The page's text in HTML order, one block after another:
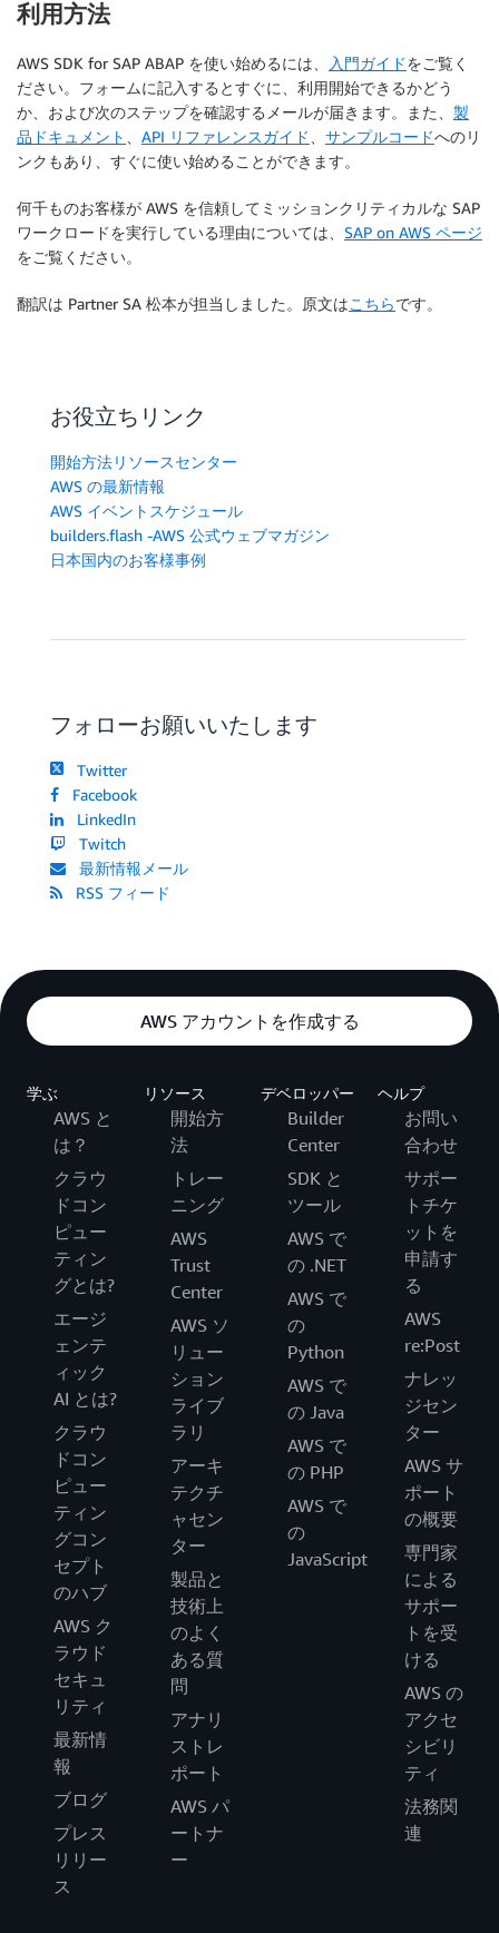
利用方法
AWS SDK for SAP ABAP を使い始めるには、 入門ガイドをご覧く
ださい。フォームに記入するとすぐに、利用開始できるかどう
か、および次のステップを確認するメールが届きます。また、 製
品ドキュメント
API リファレンスガイド サンプルコードへのリ
ンクもあり、すぐに使い始めることができます。
何千ものお客様が AWS を信頼してミッションクリティカルな SAP
ワークロードを実行している理由については、 SAP on AWS ページ
をご覧ください。
翻訳は Partner SA 松本が担当しました。原文はこちらです。
お役立ちリンク
開始方法リソースセンター
AWS の最新情報
AWS イベントスケジュール
builders.flash -AWS 公式ウェブマガジン
日本国内のお客様事例
フォローお願いいたします
Twitter
Facebook
LinkedIn
Twitch
最新情報メール
RSS フィード
AWS アカウントを作成する
学ぶ
AWS と
は？
クラウ
ドコン
ピュー
ティン
グとは?
エージ
ェンテ
ィック
AI とは?
クラウ
ドコン
ピュー
ティン
グコン
セプト
のハブ
AWS ク
ラウド
セキュ
リティ
最新情
報
ブログ
プレス
リリー
ス
リソース
開始方
法
トレー
ニング
AWS
Trust
Center
AWS ソ
リュー
ション
ライブ
ラリ
アーキ
テクチ
ャセン
ター
製品と
技術上
のよく
ある質
問
アナリ
ストレ
ポート
AWS パ
ートナ
ー
デベロッパー
Builder
Center
SDK と
ツール
AWS で
の .NET
AWS で
の
Python
AWS で
の Java
AWS で
の PHP
AWS で
の
JavaScript
ヘルプ
お問い
合わせ
サポー
トチケ
ットを
申請す
る
AWS
re:Post
ナレッ
ジセン
ター
AWS サ
ポート
の概要
専門家
による
サポー
トを受
ける
AWS の
アクセ
シビリ
ティ
法務関
連